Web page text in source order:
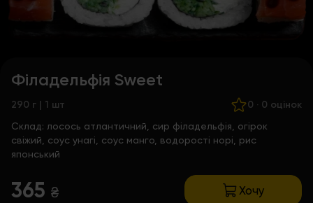
Філадельфія Sweet
290 г | 1 шт 0 · 0 оцінок
Склад: лосось атлантичний, сир філадельфія, огірок
свіжий, соус унагі, соус манго, водорості норі, рис
японський
365 ₴ Хочу